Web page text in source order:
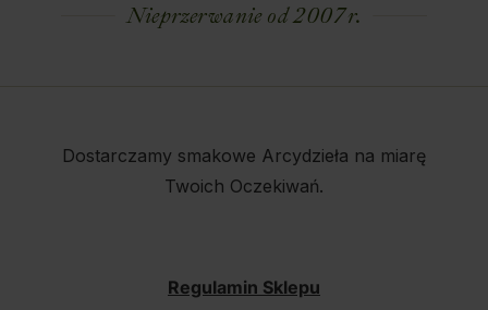
Nieprzerwanie od 2007 r.
Dostarczamy smakowe Arcydzieła na miarę
Twoich Oczekiwań.
Regulamin Sklepu